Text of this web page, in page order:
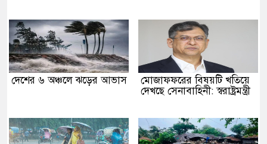
দেশের ৬ অঞ্চলে ঝড়ের আভাস
মোজাফফরের বিষয়টি খতিয়ে
দেখছে সেনাবাহিনী: স্বরাষ্ট্রমন্ত্রী